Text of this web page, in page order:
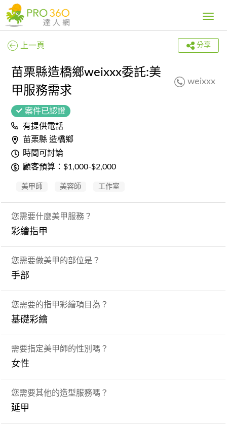
Toggle
上一頁 分享
苗栗縣造橋鄉weixxx委託:美
甲服務需求
weixxx
案件已認證
有提供電話
苗栗縣 造橋鄉
時間可討論
顧客預算：$1,000-$2,000
美甲師 美容師 工作室
您需要什麼美甲服務？
彩繪指甲
您需要做美甲的部位是？
手部
您需要的指甲彩繪項目為？
基礎彩繪
需要指定美甲師的性別嗎？
女性
您需要其他的造型服務嗎？
延甲